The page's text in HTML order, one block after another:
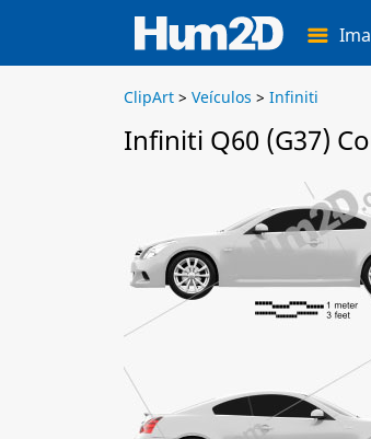
ClipArt > Veículos > Infiniti
Infiniti Q60 (G37)